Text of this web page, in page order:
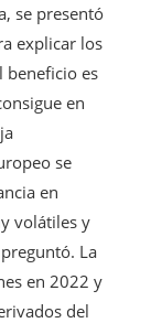
se presentó
explicar los
beneficio es
en
se
en
volátiles y
La
en 2022 y
del